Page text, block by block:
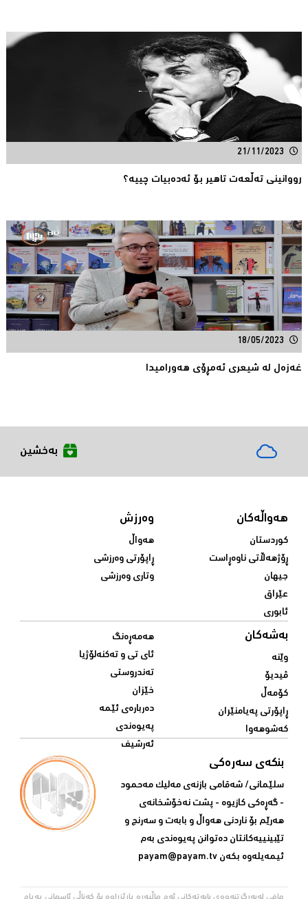
21/11/2023
رووانینی تەڵعەت تاهیر بۆ ئەدەبیات چییە؟
18/05/2023
غەزەل لە شیعری ئەمڕۆی هەورامیدا
بەخشین
هەواڵەکان
کوردستان
ڕۆژهەڵاتی ناوەڕاست
جیهان
عێراق
ئابوری
وەرزش
هەواڵ
ڕاپۆرتی وەرزشی
وتاری وەرزشی
بەشەکان
وێنە
ڤیدیۆ
کۆمەڵ
ڕاپۆرتی پەیامنێران
کەشوهەوا
هەمەڕەنگ
ئای تی و تەکنەلۆژیا
تەندروستی
خێزان
دەربارەی ئێمە
پەیوەندی
ئەرشیف
بنکەی سەرەکی
سلێمانی/ شه‌قامی بازنه‌ی مه‌لیک مه‌حمود
- گه‌ڕه‌کی کازیوه‌ - پشت نه‌خۆشخانه‌ی‌
هه‌رێم بۆ ناردنی‌ هه‌واڵ و بابه‌ت و سه‌رنج و
تێبینییه‌كانتان ده‌توانن په‌یوه‌ندی‌ به‌م
ئیمه‌یله‌وه‌ بكه‌ن payam@payam.tv